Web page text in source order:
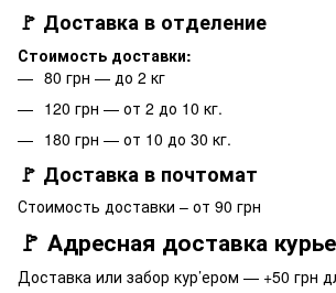
🚩 Доставка в отделение
Стоимость доставки:
80 грн — до 2 кг
120 грн — от 2 до 10 кг.
180 грн — от 10 до 30 кг.
🚩 Доставка в почтомат
Стоимость доставки – от 90 грн
🚩 Адресная доставка
Доставка или забор кур’ером — +50 грн